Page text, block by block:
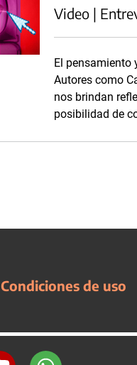
Video |
El pensamiento
Autores como
nos brindan
posibilidad de
Condiciones de uso